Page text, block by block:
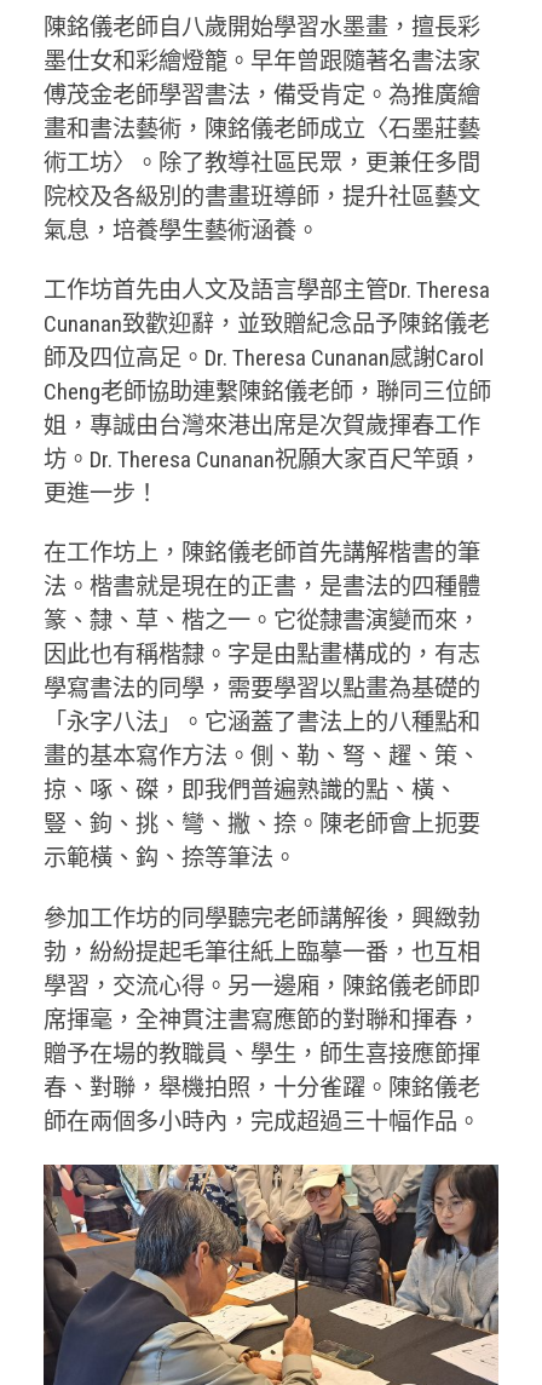
陳銘儀老師自八歲開始學習水墨畫，擅長彩
墨仕女和彩繪燈籠。早年曾跟隨著名書法家
傅茂金老師學習書法，備受肯定。為推廣繪
畫和書法藝術，陳銘儀老師成立〈石墨莊藝
術工坊〉。除了教導社區民眾，更兼任多間
院校及各級別的書畫班導師，提升社區藝文
氣息，培養學生藝術涵養。
工作坊首先由人文及語言學部主管Dr. Theresa
Cunanan致歡迎辭，並致贈紀念品予陳銘儀老
師及四位高足。Dr. Theresa Cunanan感謝Carol
Cheng老師協助連繫陳銘儀老師，聯同三位師
姐，專誠由台灣來港出席是次賀歲揮春工作
坊。Dr. Theresa Cunanan祝願大家百尺竿頭，
更進一步！
在工作坊上，陳銘儀老師首先講解楷書的筆
法。楷書就是現在的正書，是書法的四種體
篆、隸、草、楷之一。它從隸書演變而來，
因此也有稱楷隸。字是由點畫構成的，有志
學寫書法的同學，需要學習以點畫為基礎的
「永字八法」。它涵蓋了書法上的八種點和
畫的基本寫作方法。側、勒、弩、趯、策、
掠、啄、磔，即我們普遍熟識的點、橫、
豎、鉤、挑、彎、撇、捺。陳老師會上扼要
示範橫、鈎、捺等筆法。
參加工作坊的同學聽完老師講解後，興緻勃
勃，紛紛提起毛筆往紙上臨摹一番，也互相
學習，交流心得。另一邊廂，陳銘儀老師即
席揮毫，全神貫注書寫應節的對聯和揮春，
贈予在場的教職員、學生，師生喜接應節揮
春、對聯，舉機拍照，十分雀躍。陳銘儀老
師在兩個多小時內，完成超過三十幅作品。